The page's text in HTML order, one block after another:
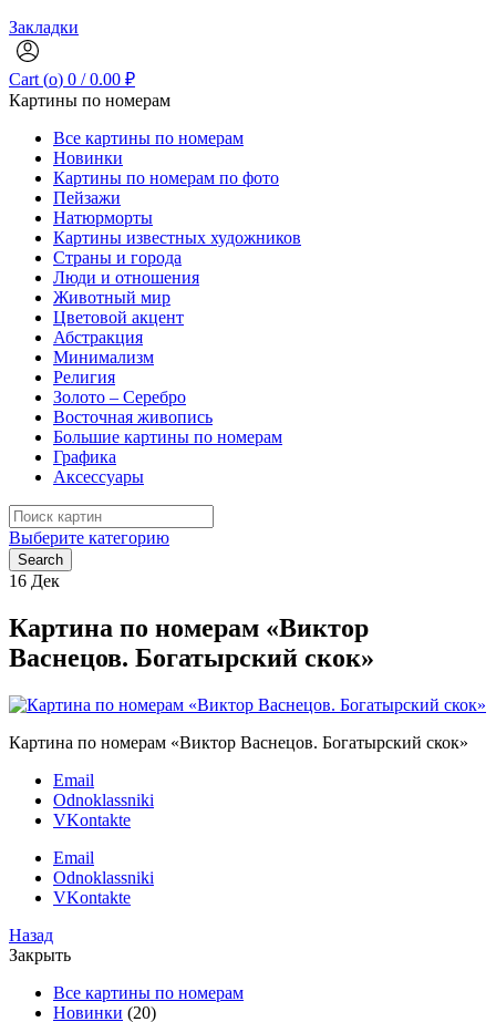
Закладки
Cart (o) 0 / 0.00 ₽
Картины по номерам
Все картины по номерам
Новинки
Картины по номерам по фото
Пейзажи
Натюрморты
Картины известных художников
Страны и города
Люди и отношения
Животный мир
Цветовой акцент
Абстракция
Минимализм
Религия
Золото – Серебро
Восточная живопись
Большие картины по номерам
Графика
Аксессуары
Search
for:
Выберите категорию
Search
16 Дек
Картина по номерам «Виктор
Васнецов. Богатырский скок»
Картина по номерам «Виктор Васнецов. Богатырский скок»
Email
Odnoklassniki
VKontakte
Email
Odnoklassniki
VKontakte
Назад
Закрыть
Все картины по номерам
Новинки (20)